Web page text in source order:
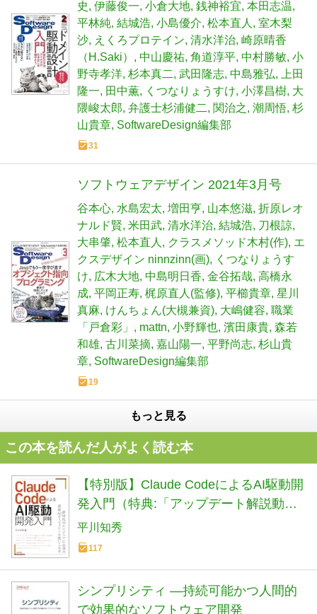
史 伊藤俊一 小倉大地 銭神裕宜 本田志温
平林純 結城浩 小島優介 松本直人
室木梨
沙
えくろプロテイン 清水洋治 崎原晴香
（H.Saki）
中山慶祐 角道淳平 中村勝敏 小
野寺孝洋 杉本真二 武田隆志 中島雅弘
上田
隆一
田中薫 くつなりょうすけ 小澤昌樹 大
隈峻太郎 弁護士杉浦健二 関治之 潮周悟 杉
山貴章 SoftwareDesign編集部
31
ソフトウェアデザイン 2021年3月号
谷本心 水島宏太 増田亨 山本悠滋 折原レオ
ナルド賢 米田武 清水洋治 結城浩 刀根諒
大串肇 松本直人 クラスメソッド木村(作) エ
クスデザイン ninnzinn(画)
くつなりょうす
け
広木大地 中島明日香 金谷拓哉 高橋永
成 平岡正寿 梶原直人(監修) 平櫛貴章 星川
真麻 けんちょん(大槻兼資) 大嶋健容 職業
「戸倉彩」
mattn 小野輝也 濱田康貴 森若
和雄 古川菜摘 嘉山陽一 平野尚志 杉山貴
章 SoftwareDesign編集部
19
もっと見る
この本を読んだ人がよく読む本
【特別版】Claude CodeによるAI駆動開
発入門（特典:「アップデート解説動
画」データ配信）
平川知秀
117
シンプリシティ ―持続可能かつ人間的
で効果的なソフトウェア開発